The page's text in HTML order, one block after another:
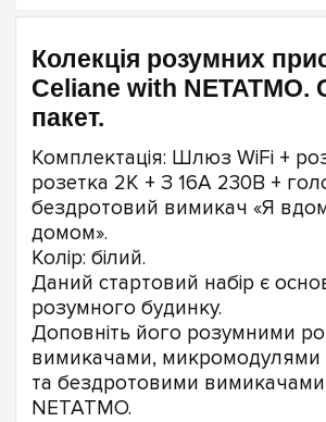
Колекція розумних
Celiane with NETATMO.
пакет.
Комплектація: Шлюз WiFi +
розетка 2К + З 16А 230В +
бездротовий вимикач «Я
домом».
Колір: білий.
Даний стартовий набір є
розумного будинку.
Доповніть його розумними
вимикачами, микромодулями
та бездротовими
NETATMO.